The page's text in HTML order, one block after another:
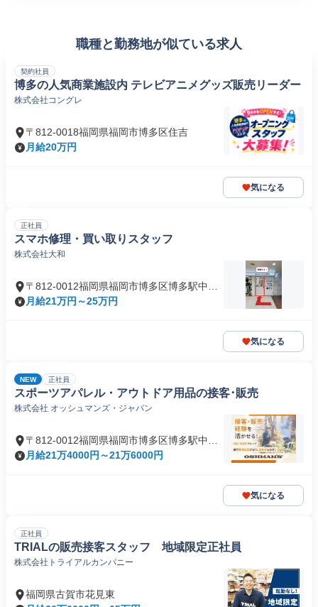
職種と勤務地が似ている求人
契約社員
博多の人気商業施設内 テレビアニメグッズ販売リーダー
株式会社コングレ
〒812-0018福岡県福岡市博多区住吉
月給20万円
気になる
正社員
スマホ修理・買い取りスタッフ
株式会社大和
〒812-0012福岡県福岡市博多区博多駅中央
街
月給21万円～25万円
気になる
NEW 正社員
スポーツアパレル・アウトドア用品の接客･販売
株式会社 オッシュマンズ・ジャパン
〒812-0012福岡県福岡市博多区博多駅中央
街
月給21万4000円～21万6000円
気になる
正社員
TRIALの販売接客スタッフ 地域限定正社員
株式会社トライアルカンパニー
福岡県古賀市花見東